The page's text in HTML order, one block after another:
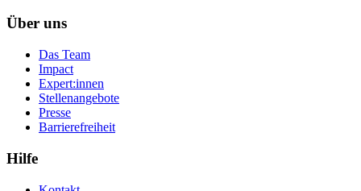
Über uns
Das Team
Impact
Expert:innen
Stellenangebote
Presse
Barrierefreiheit
Hilfe